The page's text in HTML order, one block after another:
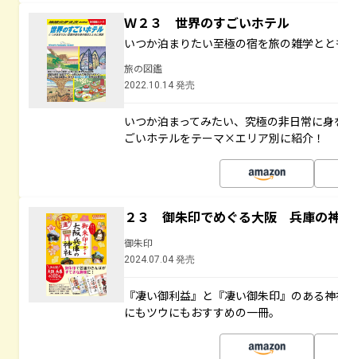
Ｗ２３ 世界のすごいホテル
いつか泊まりたい至極の宿を旅の雑学と
旅の図鑑
2022.10.14 発売
いつか泊まってみたい、究極の非日常に
ごいホテルをテーマ×エリア別に紹介！
２３ 御朱印でめぐる大阪 兵庫の
御朱印
2024.07.04 発売
『凄い御利益』と『凄い御朱印』のある
にもツウにもおすすめの一冊。